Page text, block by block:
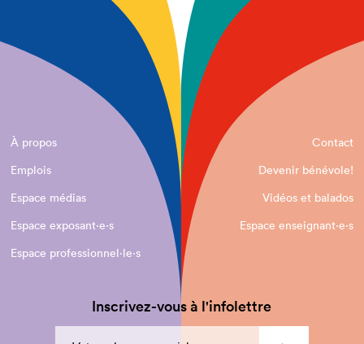
À propos
Contact
Emplois
Devenir bénévole!
Espace médias
Vidéos et balados
Espace exposant·e⋅s
Espace enseignant·e⋅s
Espace professionnel·le⋅s
Inscrivez-vous à l'infolettre